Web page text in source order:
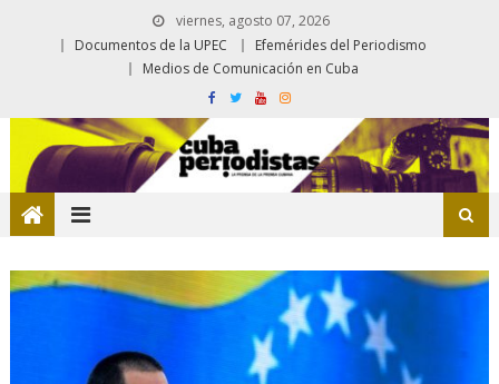
viernes, agosto 07, 2026
Documentos de la UPEC
Efemérides del Periodismo
Medios de Comunicación en Cuba